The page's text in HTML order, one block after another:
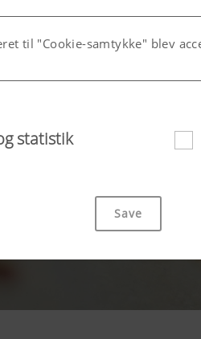
til "Cookie-samtykke" blev
statistik
Save